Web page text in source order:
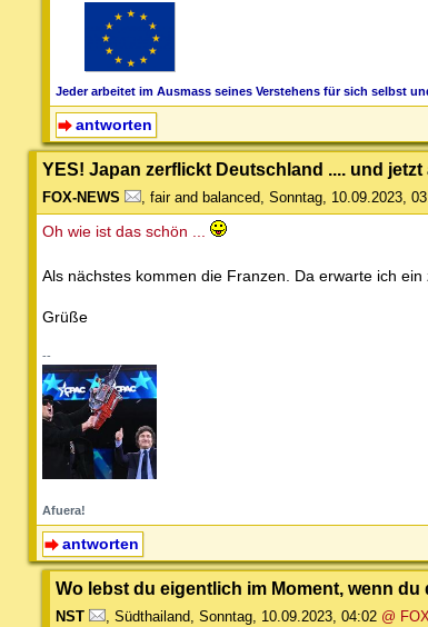
Jeder arbeitet im Ausmass seines Verstehens für sich selbst
antworten
YES! Japan zerflickt Deutschland .... und jetzt
FOX-NEWS fair and balanced Sonntag, 10.09.2023,
Oh wie ist das schön ...
Als nächstes kommen die Franzen. Da erwarte ich ein
Grüße
--
Afuera!
antworten
Wo lebst du eigentlich im Moment, wenn
NST Südthailand Sonntag, 10.09.2023, 04:02 @